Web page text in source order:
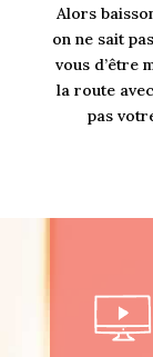
Alors
on ne sait
vous d’être
la route
pas